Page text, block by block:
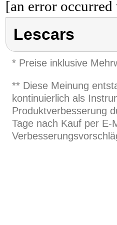
[an error
Lescars
* Preise inklusive
** Diese Meinung
kontinuierlich als
Produktverbesserung
Tage nach Kauf per E-